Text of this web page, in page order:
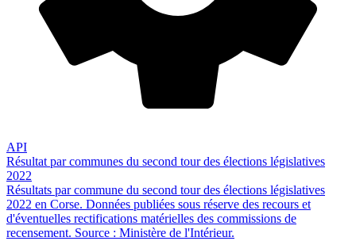
API
Résultat par communes du second tour des élections législatives
2022
Résultats par commune du second tour des élections législatives
2022 en Corse. Données publiées sous réserve des recours et
d'éventuelles rectifications matérielles des commissions de
recensement. Source : Ministère de l'Intérieur.